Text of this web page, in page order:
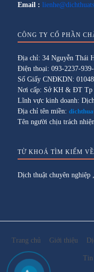
Email :
CÔNG TY CỔ PHẦN
Địa chỉ: 34 Nguyễn Thái
Điện thoại: 093-2237-
Số Giấy CNĐKDN:
Nơi cấp: Sở KH & ĐT Tp
Lĩnh vực kinh doanh:
Địa chỉ tên miền:
Tên người chịu trách
TỪ KHOÁ TÌM KIẾM
Dịch thuật chuyên nghiệp
Trang chủ Giới thiệu
Tin